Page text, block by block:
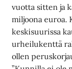
vuotta sitten ja
miljoona euroa.
keskisuurissa
urheilukenttä
ollen